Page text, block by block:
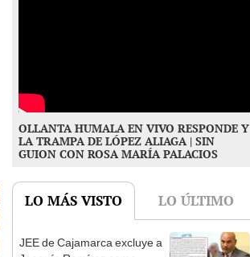
OLLANTA HUMALA EN VIVO RESPONDE Y
LA TRAMPA DE LÓPEZ ALIAGA | SIN
GUION CON ROSA MARÍA PALACIOS
LO MÁS VISTO LO ÚLTIMO
JEE de Cajamarca excluye a